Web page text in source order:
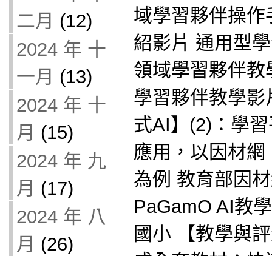
二月 (12)
2024 年 十
一月 (13)
2024 年 十
月 (15)
2024 年 九
月 (17)
2024 年 八
月 (26)
域學習夥伴操
紹影片 通用型
領域學習夥伴
學習夥伴教學
式AI】(2)：學
應用，以因材
為例 教育部因
PaGamO AI教
國小 【教學與